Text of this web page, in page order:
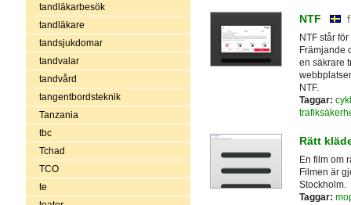
tandläkarbesök
tandläkare
tandsjukdomar
tandvalar
tandvård
tangentbordsteknik
Tanzania
tbc
Tchad
TCO
te
NTF
NTF står
Främjande
en säkrare
NTF.
Taggar:
Rätt
En film om
Filmen är
Stockholm.
Taggar: